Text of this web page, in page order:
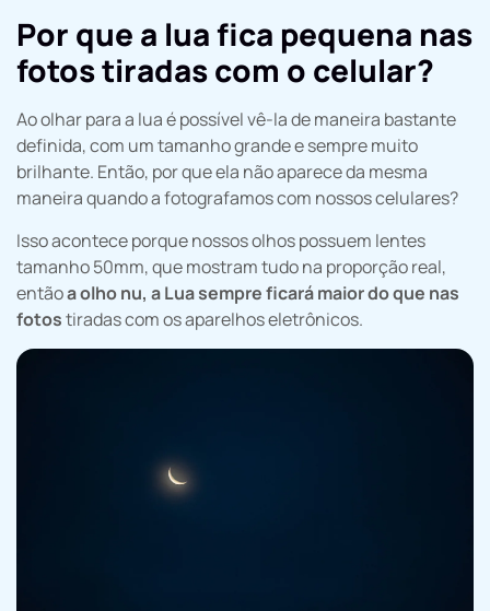
Por que a lua fica pequena nas
fotos tiradas com o celular?
Ao olhar para a lua é possível vê-la de maneira bastante
definida, com um tamanho grande e sempre muito
brilhante. Então, por que ela não aparece da mesma
maneira quando a fotografamos com nossos celulares?
Isso acontece porque nossos olhos possuem lentes
tamanho 50mm, que mostram tudo na proporção real,
entãoa olho nu, a Lua sempre ficará maior do que nas
fotostiradas com os aparelhos eletrônicos.